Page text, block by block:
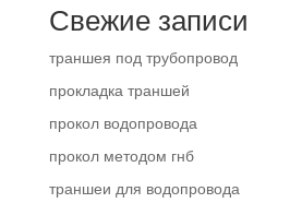
Свежие записи
траншея под трубопровод
прокладка траншей
прокол водопровода
прокол методом гнб
траншеи для водопровода